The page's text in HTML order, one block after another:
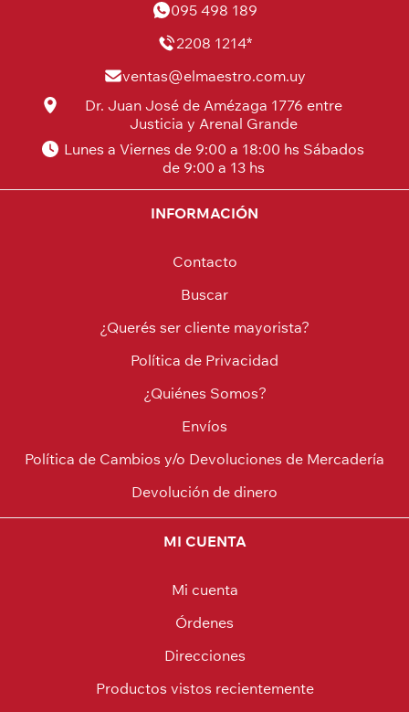
095 498 189
2208 1214*
ventas@elmaestro.com.uy
Dr. Juan José de Amézaga 1776 entre
Justicia y Arenal Grande
Lunes a Viernes de 9:00 a 18:00 hs Sábados
de 9:00 a 13 hs
INFORMACIÓN
Contacto
Buscar
¿Querés ser cliente mayorista?
Política de Privacidad
¿Quiénes Somos?
Envíos
Política de Cambios y/o Devoluciones de Mercadería
Devolución de dinero
MI CUENTA
Mi cuenta
Órdenes
Direcciones
Productos vistos recientemente